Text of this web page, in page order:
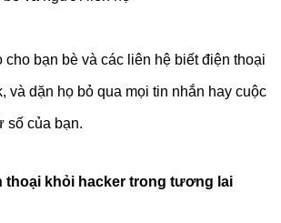
cho bạn bè và các liên hệ biết điện thoại
và dặn họ bỏ qua mọi tin nhắn hay cuộc
số của bạn.
thoại khỏi hacker trong tương lai